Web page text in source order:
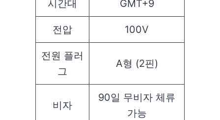
시간대 GMT+9
전압 100V
전원 플러
그
A형 (2핀)
비자
90일 무비자 체류
가능